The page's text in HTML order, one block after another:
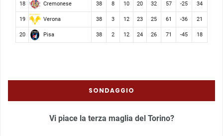
18 Cremonese 38 8 10 20 32 57 -25 34
19 Verona 38 3 12 23 25 61 -36 21
20 Pisa 38 2 12 24 26 71 -45 18
SONDAGGIO
Vi piace la terza maglia del Torino?